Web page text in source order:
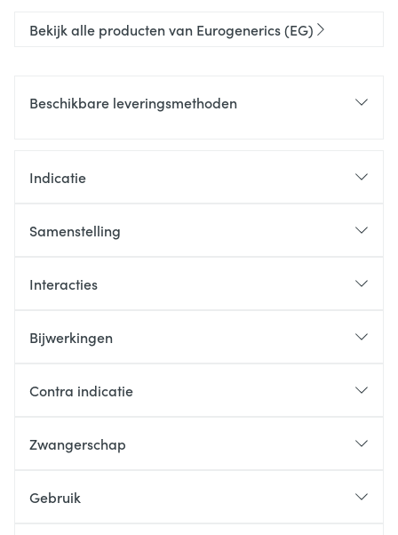
Bekijk alle producten van Eurogenerics (EG)
Beschikbare leveringsmethoden
Indicatie
Samenstelling
Interacties
Bijwerkingen
Contra indicatie
Zwangerschap
Gebruik